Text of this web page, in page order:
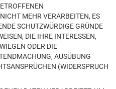
MEHR VERARBEITEN, ES
SCHUTZWÜRDIGE GRÜNDE
DIE IHRE INTERESSEN,
ODER DIE
AUSÜBUNG
(WIDERSPRUCH